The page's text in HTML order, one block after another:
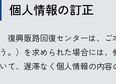
個人情報の訂正
復興販路回復センターは、
う。）を求められた場合には
いて、遅滞なく個人情報の内容